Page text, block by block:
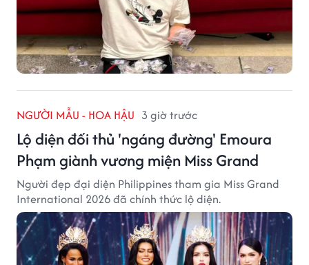
NGƯỜI MẪU - HOA HẬU 3 giờ trước
Lộ diện đối thủ 'ngáng đường' Emoura
Phạm giành vương miện Miss Grand
Người đẹp đại diện Philippines tham gia Miss Grand
International 2026 đã chính thức lộ diện.